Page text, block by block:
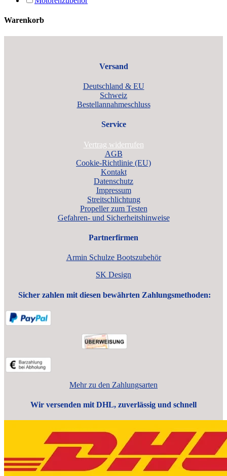
Warenkorb
Versand
Deutschland & EU
Schweiz
Bestellannahmeschluss
Service
Vertrag widerrufen
AGB
Cookie-Richtlinie (EU)
Kontakt
Datenschutz
Impressum
Streitschlichtung
Propeller zum Testen
Gefahren- und Sicherheitshinweise
Partnerfirmen
Armin Schulze Bootszubehör
SK Design
Sicher zahlen mit diesen bewährten Zahlungsmethoden:
Mehr zu den Zahlungsarten
Wir versenden mit DHL, zuverlässig und schnell